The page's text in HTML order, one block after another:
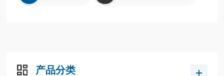
产品分类